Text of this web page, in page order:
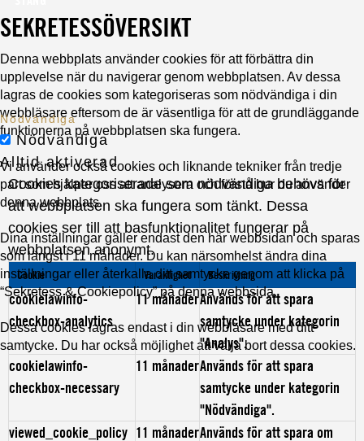
SEKRETESSÖVERSIKT
Denna webbplats använder cookies för att förbättra din
upplevelse när du navigerar genom webbplatsen. Av dessa
lagras de cookies som kategoriseras som nödvändiga i din
webbläsare eftersom de är väsentliga för att de grundläggande
funktionerna på webbplatsen ska fungera.
Vi använder också cookies och liknande tekniker från tredje
part som hjälper oss att analysera och förstå hur du använder
denna webbplats.
Dina inställningar gäller endast den här webbsidan och sparas
som längst i 11 månader. Du kan närsomhelst ändra dina
inställningar eller återkalla ditt samtycke genom att klicka på
“Sekretess & Cookiepolicy” på denna webbsida.
Dessa cookies lagras endast i din webbläsare med ditt
samtycke. Du har också möjlighet att välja bort dessa cookies.
Nödvändiga
Nödvändiga
Alltid aktiverad
Cookies kategoriserade som nödvändiga behövs för
att webbplatsen ska fungera som tänkt. Dessa
cookies ser till att basfunktionalitet fungerar på
webbplatsen anonymt.
Cookie Varaktighet Beskrivning
cookielawinfo-
checkbox-analytics
11 månaderAnvänds för att spara
samtycke under kategorin
"Analys".
cookielawinfo-
checkbox-necessary
11 månaderAnvänds för att spara
samtycke under kategorin
"Nödvändiga".
viewed_cookie_policy 11 månaderAnvänds för att spara om